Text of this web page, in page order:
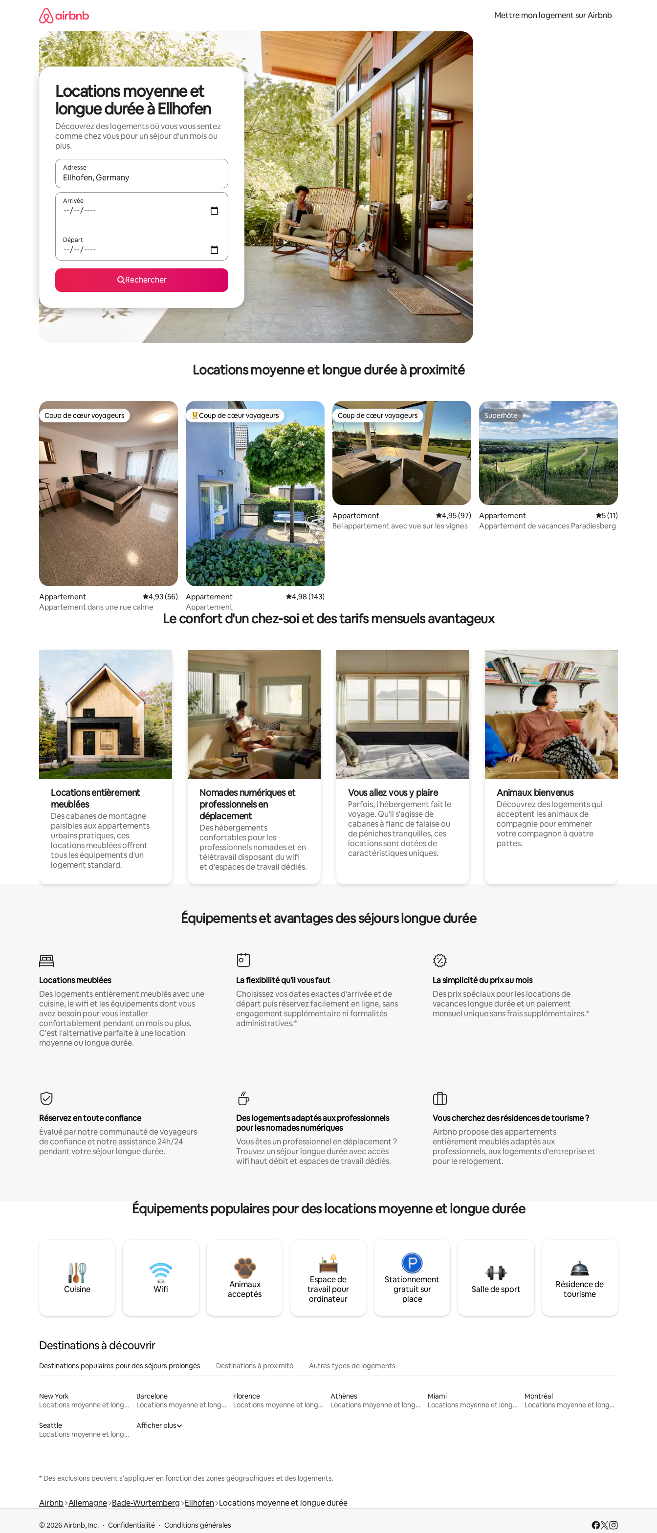
Mettre mon logement sur Airbnb
Locations moyenne et
longue durée à Ellhofen
Découvrez des logements où vous vous sentez
comme chez vous pour un séjour d'un mois ou
plus.
Adresse
Lorsque les résultats s'affichent, utilisez les flèches vers le haut et vers le bas pour les parcourir ou en appuyant et en faisant glisser.
Arrivée
Départ
Rechercher
Locations moyenne et longue durée à proximité
Coup de cœur voyageurs
Coup de cœur voyageurs
Appartement Évaluation moyenne sur la base de 56 commentaires : 4,93 sur 5
4,93 (56)
Appartement dans une rue calme
Coups de cœur voyageurs les plus appréciés
Coup de cœur voyageurs
Appartement Évaluation moyenne sur la base de 143 commentaires : 4,98 sur 5
4,98 (143)
Appartement
Coup de cœur voyageurs
Coup de cœur voyageurs
Appartement Évaluation moyenne sur la base de 97 commentaires : 4,95 sur 5
4,95 (97)
Bel appartement avec vue sur les vignes
Superhôte
Superhôte
Appartement Évaluation
5 (11)
Appartement de vacances Paradiesberg
Le confort d'un chez-soi et des tarifs mensuels avantageux
Locations entièrement
meublées
Des cabanes de montagne
paisibles aux appartements
urbains pratiques, ces
locations meublées offrent
tous les équipements d'un
logement standard.
Nomades numériques et
professionnels en
déplacement
Des hébergements
confortables pour les
professionnels nomades et en
télétravail disposant du wifi
et d'espaces de travail dédiés.
Vous allez vous y plaire
Parfois, l'hébergement fait le
voyage. Qu'il s'agisse de
cabanes à flanc de falaise ou
de péniches tranquilles, ces
locations sont dotées de
caractéristiques uniques.
Animaux bienvenus
Découvrez des logements qui
acceptent les animaux de
compagnie pour emmener
votre compagnon à quatre
pattes.
Équipements et avantages des séjours longue durée
Locations meublées
Des logements entièrement meublés avec une
cuisine, le wifi et les équipements dont vous
avez besoin pour vous installer
confortablement pendant un mois ou plus.
C'est l'alternative parfaite à une location
moyenne ou longue durée.
La flexibilité qu'il vous faut
Choisissez vos dates exactes d'arrivée et de
départ puis réservez facilement en ligne, sans
engagement supplémentaire ni formalités
administratives.*
La simplicité du prix au mois
Des prix spéciaux pour les locations de
vacances longue durée et un paiement
mensuel unique sans frais supplémentaires.*
Réservez en toute confiance
Évalué par notre communauté de voyageurs
de confiance et notre assistance 24h/24
pendant votre séjour longue durée.
Des logements adaptés aux professionnels
pour les nomades numériques
Vous êtes un professionnel en déplacement ?
Trouvez un séjour longue durée avec accès
wifi haut débit et espaces de travail dédiés.
Vous cherchez des résidences de tourisme ?
Airbnb propose des appartements
entièrement meublés adaptés aux
professionnels, aux logements d'entreprise et
pour le relogement.
Équipements populaires pour des locations moyenne et longue durée
Cuisine Wifi
Animaux
acceptés
Espace de
travail pour
ordinateur
Stationnement
gratuit sur
place
Salle de sport
Résidence de
tourisme
Destinations à découvrir
Destinations populaires pour des séjours prolongés Destinations à proximité Autres types de logements
New York
Locations moyenne et longue durée
Barcelone
Locations moyenne et longue durée
Florence
Locations moyenne et longue durée
Athènes
Locations moyenne et longue durée
Miami
Locations moyenne et longue durée
Montréal
Locations moyenne et longue durée
Seattle
Locations moyenne et longue durée
Afficher plus
* Des exclusions peuvent s'appliquer en fonction des zones géographiques et des logements.
Airbnb Allemagne Bade-Wurtemberg Ellhofen Locations moyenne et longue durée
© 2026 Airbnb, Inc. Confidentialité Conditions générales